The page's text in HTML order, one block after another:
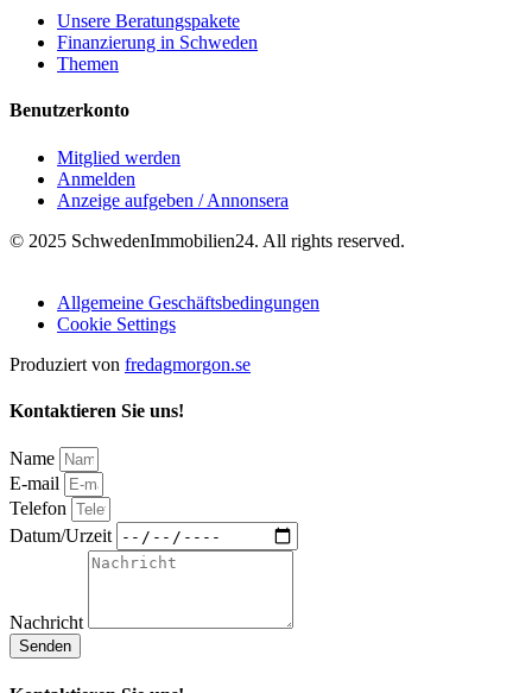
Unsere Beratungspakete
Finanzierung in Schweden
Themen
Benutzerkonto
Mitglied werden
Anmelden
Anzeige aufgeben / Annonsera
© 2025 SchwedenImmobilien24. All rights reserved.
Allgemeine Geschäftsbedingungen
Cookie Settings
Produziert von fredagmorgon.se
Kontaktieren Sie uns!
Name
E-mail
Telefon
Datum/Urzeit
Nachricht
Senden